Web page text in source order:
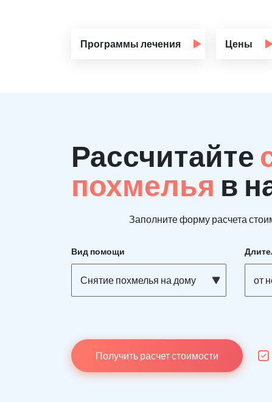
Программы лечения Цены
Рассчитайте
похмелья в
Заполните форму расчета
Вид помощи
Снятие похмелья на дому от
Получить расчет стоимости